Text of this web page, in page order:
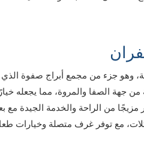
وهو جزء من مجمع أبراج صفوة
جهة الصفا والمروة، مما يجعله
من الراحة والخدمة الجيدة مع
مع توفر غرف متصلة وخيارات